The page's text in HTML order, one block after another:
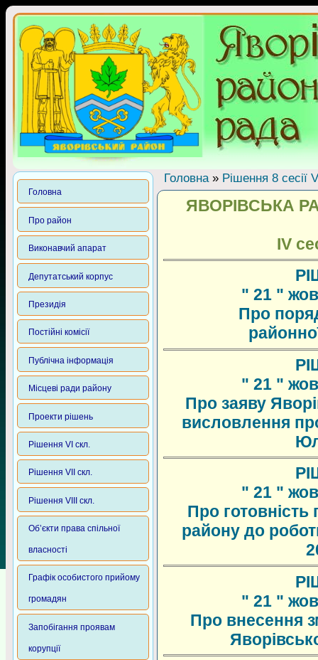
Головна
Про район
Виконавчий апарат
Депутатський корпус
Президія
Постійні комісії
Публічна інформація
Місцеві ради району
Проекти рішень
Рішення VI скл.
Рішення VII скл.
Рішення VIII скл.
Об’єкти права спільної
власності
Графік особистого прийому
громадян
Запобігання проявам
корупції
Головна» Рішення 8 сесії
ЯВОРІВСЬКА
ІV
" 21 "
Про
" 21 "
Про заяву
висловлення
" 21 "
Про
району до
" 21 "
Про внесення